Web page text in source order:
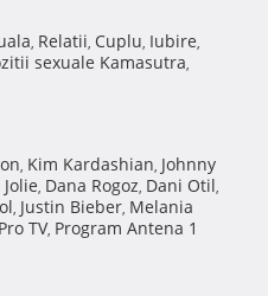
, Relatii, Cuplu, Iubire,
sexuale Kamasutra,
, Kim Kardashian, Johnny
, Dana Rogoz, Dani Otil,
, Justin Bieber, Melania
TV, Program Antena 1